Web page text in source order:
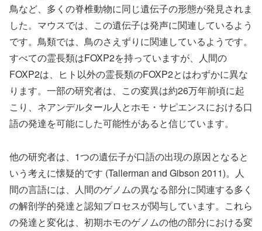
鳥など、多くの脊椎動物に同じ遺伝子の形態が発見されま
した。マウスでは、この遺伝子は発声に関連しているよう
です。鳥類では、鳥のさえずりに関連しているようです。
すべての霊長類はFOXP2を持っていますが、人間の
FOXP2は、ヒト以外の霊長類のFOXP2とはわずかに異な
ります。一部の研究者は、この変異は約26万年前頃に起
こり、ネアンデルタール人とホモ・サピエンスにおける口
語の発達を可能にした可能性があると信じています。
他の研究者は、1つの遺伝子が口語の出現の原因となると
いう考えに懐疑的です (Tallerman and Gibson 2011)。人
間の言語には、人間のゲノムの異なる部分に関連する多く
の解剖学的発達と認知プロセスが関与しています。これら
の発達と変化は、初期ホモのゲノムの他の部分における変